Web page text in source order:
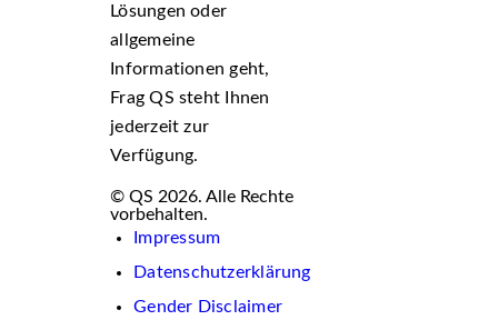
Lösungen oder
allgemeine
Informationen geht,
Frag QS steht Ihnen
jederzeit zur
Verfügung.
© QS 2026. Alle Rechte
vorbehalten.
Impressum
Datenschutzerklärung
Gender Disclaimer